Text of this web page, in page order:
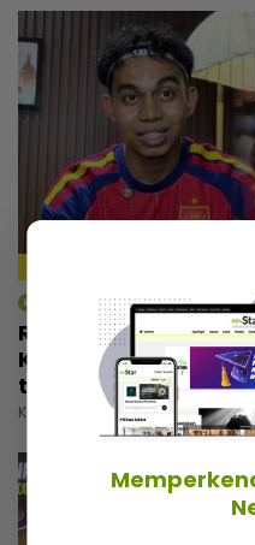
mStar | Berita
Rezeki wajah
Kelantan tak sia-
tawaran reviu,
Khamis, 30 Julai 2026 5:00 PM